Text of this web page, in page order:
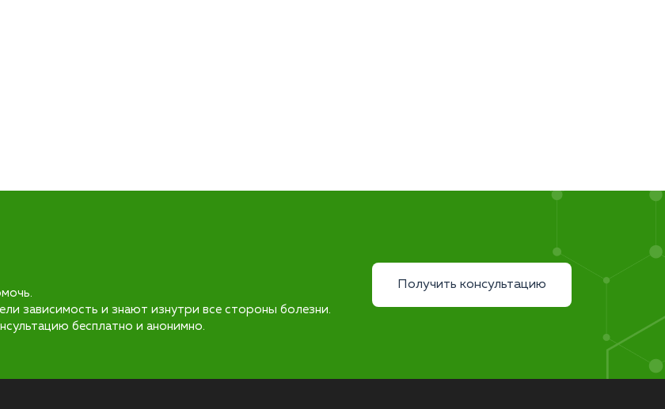
зависимость и знают изнутри все стороны болезни.
бесплатно и анонимно.
Получить консультацию